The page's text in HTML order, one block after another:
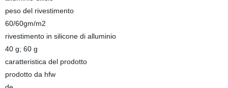
peso del rivestimento
60/60gm/m2
rivestimento in silicone di alluminio
40 g; 60 g
caratteristica del prodotto
prodotto da hfw